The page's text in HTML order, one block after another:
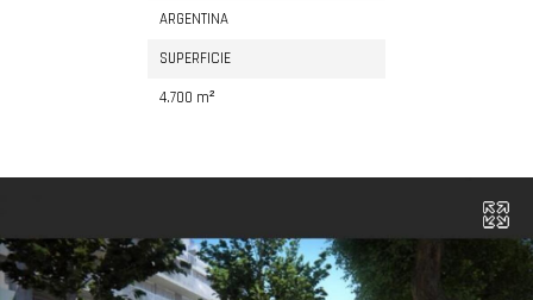
ARGENTINA
SUPERFICIE
4.700 m²